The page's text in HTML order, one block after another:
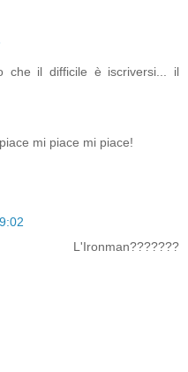
che il difficile è iscriversi... il
mi piace mi piace!
L'Ironman???????